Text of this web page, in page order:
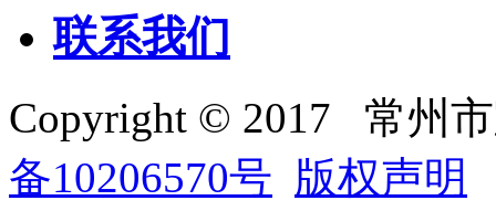
联系我们
Copyright © 2017 常州
备10206570号 版权声明